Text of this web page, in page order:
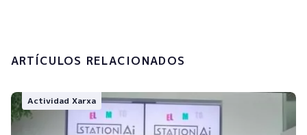
ARTÍCULOS RELACIONADOS
Actividad Xarxa